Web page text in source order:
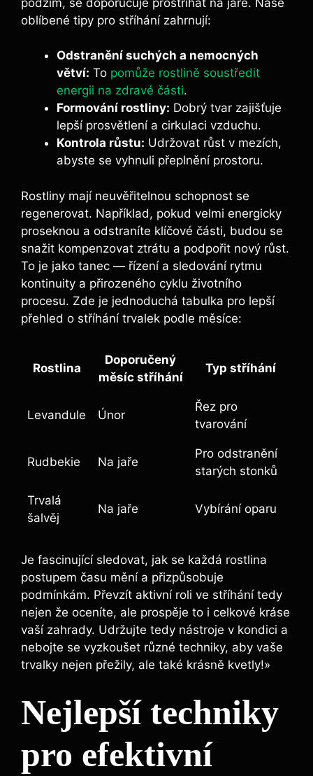
oblíbené tipy pro stříhání zahrnují:
Odstranění suchých a nemocných
větví: To pomůže rostlině soustředit
energii na zdravé části.
Formování rostliny: Dobrý tvar zajišťuje
lepší prosvětlení a cirkulaci vzduchu.
Kontrola růstu: Udržovat růst v mezích,
abyste se vyhnuli přeplnění prostoru.
Rostliny mají neuvěřitelnou schopnost se
regenerovat. Například, pokud velmi energicky
proseknou a odstraníte klíčové části, budou se
snažit kompenzovat ztrátu a podpořit nový růst.
To je jako tanec — řízení a sledování rytmu
kontinuity a přirozeného cyklu životního
procesu. Zde je jednoduchá tabulka pro lepší
přehled o stříhání trvalek podle měsíce:
Rostlina
Doporučený
měsíc stříhání
Typ stříhání
Levandule Únor
Řez pro
tvarování
Rudbekie Na jaře
Pro odstranění
starých stonků
Trvalá
šalvěj
Na jaře Vybírání oparu
Je fascinující sledovat, jak se každá rostlina
postupem času mění a přizpůsobuje
podmínkám. Převzít aktivní roli ve stříhání tedy
nejen že oceníte, ale prospěje to i celkové kráse
vaší zahrady. Udržujte tedy nástroje v kondici a
nebojte se vyzkoušet různé techniky, aby vaše
trvalky nejen přežily, ale také krásně kvetly!»
Nejlepší techniky
pro efektivní